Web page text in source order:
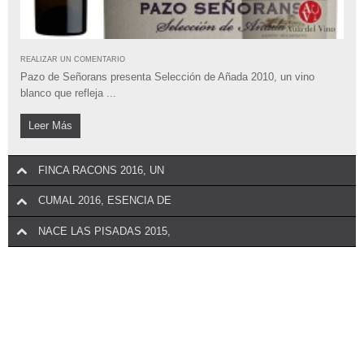
REALIZAR UN COMENTARIO
emblemático, ...
Leer Más
REALIZAR UN COMENTARIO
Pazo de Señorans presenta Selección de Añada 2010, un vino
blanco que refleja ...
Leer Más
FINCA RACONS 2016, UN
CUMAL 2016, ESENCIA DE
NACE LAS PISADAS 2015,